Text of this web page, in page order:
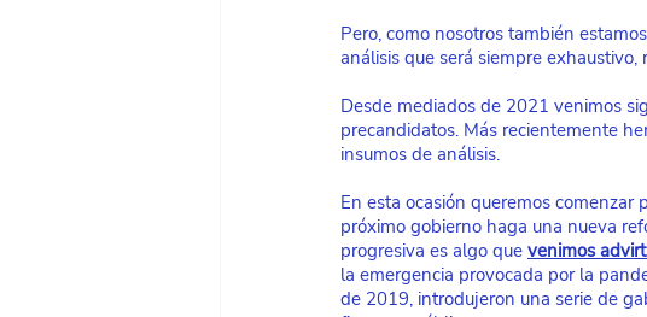
Pero, como nosotros también
análisis que será siempre exhaustivo,
Desde mediados de 2021 venimos
precandidatos. Más recientemente
insumos de análisis.
En esta ocasión queremos
próximo gobierno haga una nueva
progresiva es algo que venimos
la emergencia provocada por la
de 2019, introdujeron una serie de